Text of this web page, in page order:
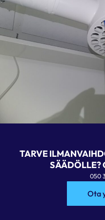
TARVE
SÄÄDÖLLE?
050
Ota